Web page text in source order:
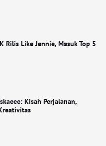
Rilis Like Jennie, Masuk Top 5
Kisah Perjalanan,